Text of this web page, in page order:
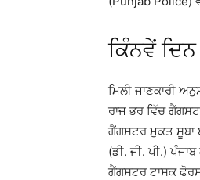
ਕਿੰਨਵੇਂ
ਮਿਲੀ ਜਾਣਕਾਰੀ
ਰਾਜ ਭਰ ਵਿੱਚ
ਗੈਂਗਸਟਰ ਮੁਕਤ ਸੂਬਾ
(ਡੀ. ਜੀ. ਪੀ.)
ਗੈਂਗਸਟਰ ਟਾਸਕ